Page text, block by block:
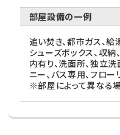
部屋設備の一例
追い焚き、都市ガス、給
シューズボックス、収
内有り、洗面所、独立洗
ニー、バス専用、フロー
※部屋によって異なる